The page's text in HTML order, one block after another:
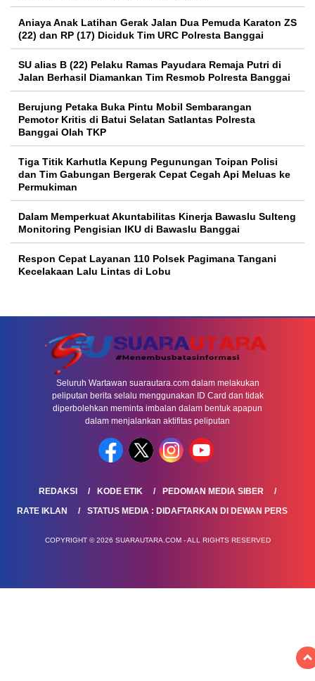
Aniaya Anak Latihan Gerak Jalan Dua Pemuda Karaton ZS
(22) dan RP (17) Diciduk Tim URC Polresta Banggai
SU alias B (22) Pelaku Ramas Payudara Remaja Putri di
Jalan Berhasil Diamankan Tim Resmob Polresta Banggai
Berujung Petaka Buka Pintu Mobil Sembarangan
Pemotor Kritis di Batui Selatan Satlantas Polresta
Banggai Olah TKP
Tiga Titik Karhutla Kepung Pegunungan Toipan Polisi
dan Tim Gabungan Bergerak Cepat Cegah Api Meluas ke
Permukiman
Dalam Memperkuat Akuntabilitas Kinerja Bawaslu Sulteng
Monitoring Pengisian IKU di Bawaslu Banggai
Respon Cepat Layanan 110 Polsek Pagimana Tangani
Kecelakaan Lalu Lintas di Lobu
Seluruh Wartawan suarautara.com dalam melakukan
peliputan berita selalu menggunakan ID Card dan tidak
diperbolehkan meminta imbalan dalam bentuk apapun
dalam menjalankan aktifitas peliputan
REDAKSI KODE ETIK
PEDOMAN MEDIA SIBER
RATE IKLAN
STATUS MEDIA : DIDAFTARKAN DI DEWAN PERS
COPYRIGHT © 2026 SUARAUTARA.COM - ALL RIGHTS RESERVED